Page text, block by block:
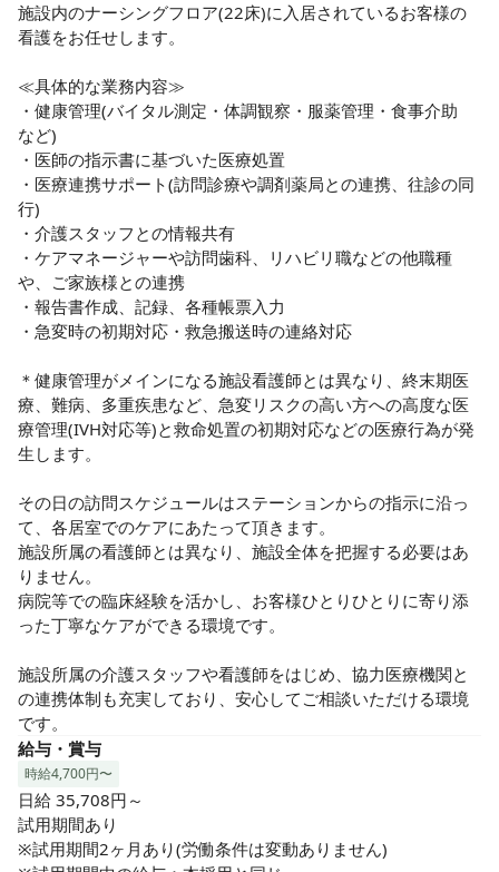
施設内のナーシングフロア(22床)に入居されているお客様の
看護をお任せします。
≪具体的な業務内容≫
・健康管理(バイタル測定・体調観察・服薬管理・食事介助
など)
・医師の指示書に基づいた医療処置
・医療連携サポート(訪問診療や調剤薬局との連携、往診の同
行)
・介護スタッフとの情報共有
・ケアマネージャーや訪問歯科、リハビリ職などの他職種
や、ご家族様との連携
・報告書作成、記録、各種帳票入力
・急変時の初期対応・救急搬送時の連絡対応
＊健康管理がメインになる施設看護師とは異なり、終末期医
療、難病、多重疾患など、急変リスクの高い方への高度な医
療管理(IVH対応等)と救命処置の初期対応などの医療行為が発
生します。
その日の訪問スケジュールはステーションからの指示に沿っ
て、各居室でのケアにあたって頂きます。
施設所属の看護師とは異なり、施設全体を把握する必要はあ
りません。
病院等での臨床経験を活かし、お客様ひとりひとりに寄り添
った丁寧なケアができる環境です。
施設所属の介護スタッフや看護師をはじめ、協力医療機関と
の連携体制も充実しており、安心してご相談いただける環境
です。
給与・賞与
時給4,700円〜
日給 35,708円～
試用期間あり
※試用期間2ヶ月あり(労働条件は変動ありません)